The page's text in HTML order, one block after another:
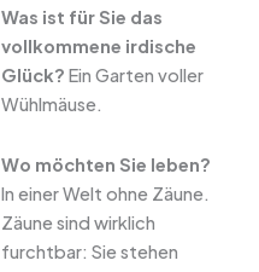
Was ist für Sie das
vollkommene irdische
Glück? Ein Garten voller
Wühlmäuse.
Wo möchten Sie leben?
In einer Welt ohne Zäune.
Zäune sind wirklich
furchtbar: Sie stehen